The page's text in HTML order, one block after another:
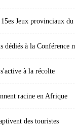
Jeux provinciaux
dédiés à la
à la récolte
racine en Afrique
des touristes